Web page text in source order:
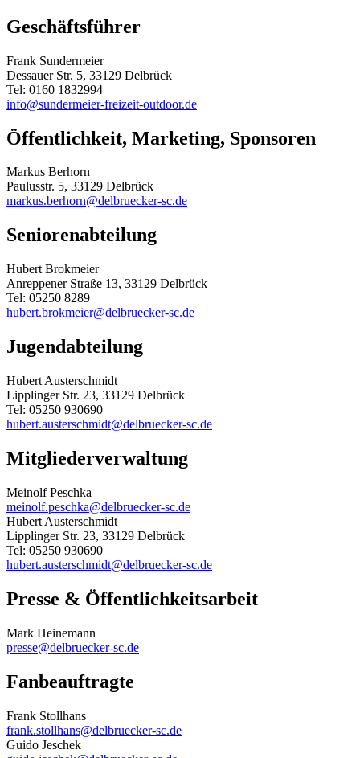
Geschäftsführer
Frank Sundermeier
Dessauer Str. 5, 33129 Delbrück
Tel: 0160 1832994
info@sundermeier-freizeit-outdoor.de
Öffentlichkeit, Marketing, Sponsoren
Markus Berhorn
Paulusstr. 5, 33129 Delbrück
markus.berhorn@delbruecker-sc.de
Seniorenabteilung
Hubert Brokmeier
Anreppener Straße 13, 33129 Delbrück
Tel: 05250 8289
hubert.brokmeier@delbruecker-sc.de
Jugendabteilung
Hubert Austerschmidt
Lipplinger Str. 23, 33129 Delbrück
Tel: 05250 930690
hubert.austerschmidt@delbruecker-sc.de
Mitgliederverwaltung
Meinolf Peschka
meinolf.peschka@delbruecker-sc.de
Hubert Austerschmidt
Lipplinger Str. 23, 33129 Delbrück
Tel: 05250 930690
hubert.austerschmidt@delbruecker-sc.de
Presse & Öffentlichkeitsarbeit
Mark Heinemann
presse@delbruecker-sc.de
Fanbeauftragte
Frank Stollhans
frank.stollhans@delbruecker-sc.de
Guido Jeschek